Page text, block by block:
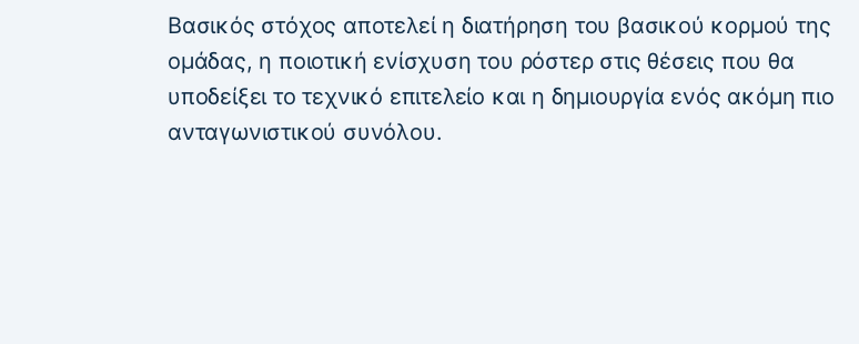
Βασικός στόχος αποτελεί η διατήρηση του βασικού κορμού της
ομάδας, η ποιοτική ενίσχυση του ρόστερ στις θέσεις που θα
υποδείξει το τεχνικό επιτελείο και η δημιουργία ενός ακόμη πιο
ανταγωνιστικού συνόλου.